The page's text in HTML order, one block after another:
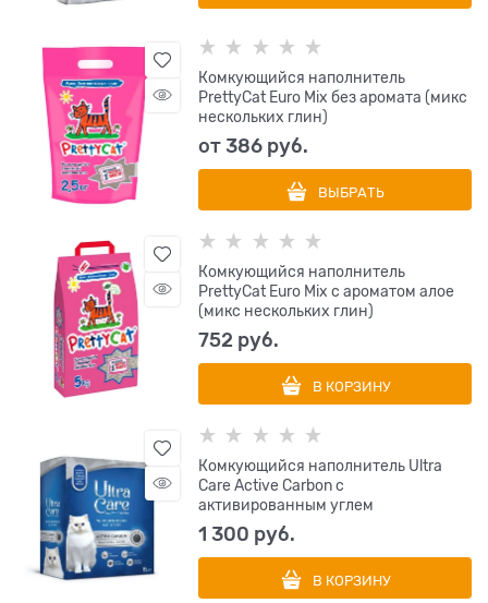
Комкующийся наполнитель
PrettyCat Euro Mix без аромата (микс
нескольких глин)
от386 руб.
ВЫБРАТЬ
Комкующийся наполнитель
PrettyCat Euro Mix с ароматом алое
(микс нескольких глин)
752 руб.
В КОРЗИНУ
Комкующийся наполнитель Ultra
Care Active Carbon с
активированным углем
1 300 руб.
В КОРЗИНУ